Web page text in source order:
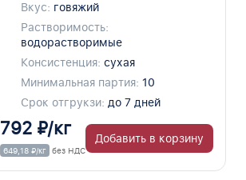
Вкус: говяжий
Растворимость:
водорастворимые
Консистенция: сухая
Минимальная партия: 10
Срок отгрукзи: до 7 дней
792 ₽/кг
649,18 ₽/кг без НДС
Добавить в корзину